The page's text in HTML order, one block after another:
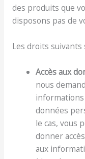
des produits que
disposons pas de
Les droits
Accès aux
nous
données
le cas, vous
donner
aux